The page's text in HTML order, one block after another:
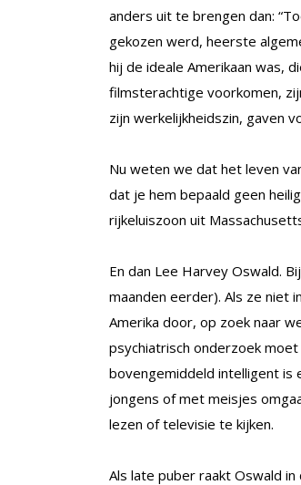
anders uit te brengen dan:
gekozen werd, heerste
hij de ideale Amerikaan was,
filmsterachtige voorkomen,
zijn werkelijkheidszin, gaven
Nu weten we dat het leven
dat je hem bepaald geen
rijkeluiszoon uit
En dan Lee Harvey Oswald.
maanden eerder). Als ze niet
Amerika door, op zoek naar
psychiatrisch onderzoek
bovengemiddeld intelligent is
jongens of met meisjes
lezen of televisie te kijken.
Als late puber raakt Oswald